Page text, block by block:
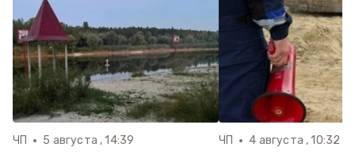
ЧП 5 августа , 14:39 ЧП 4 августа , 10:32